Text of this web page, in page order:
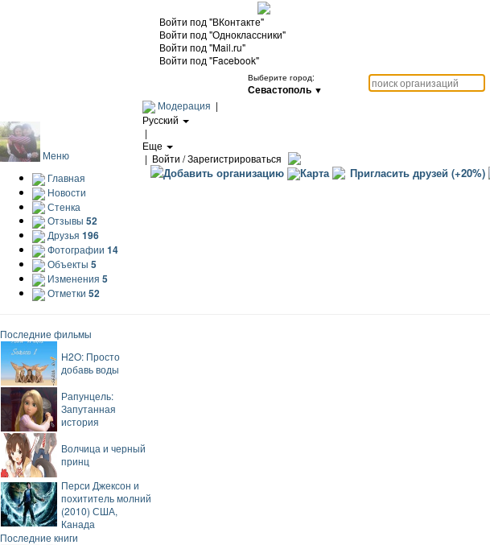
Войти под "ВКонтакте"
Войти под "Одноклассники"
Войти под "Mail.ru"
Войти под "Facebook"
Выберите город:
Севастополь ▼
Модерация |
Русский
|
Еще
| Войти / Зарегистрироваться
Добавить организацию Карта Пригласить друзей (+20%)
Меню
Главная
Новости
Стенка
Отзывы 52
Друзья 196
Фотографии 14
Объекты 5
Изменения 5
Отметки 52
Последние фильмы
H2O: Просто
добавь воды
Рапунцель:
Запутанная
история
Волчица и черный
принц
Перси Джексон и
похититель молний
(2010) США,
Канада
Последние книги